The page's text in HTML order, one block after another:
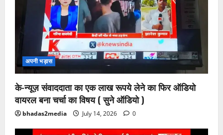
अपनी भड़ास
के-न्यूज़ संवाददाता का एक लाख रूपये लेने का फिर ऑडियो
वायरल बना चर्चा का विषय ( सुने ऑडियो )
bhadas2media July 14, 2026 0